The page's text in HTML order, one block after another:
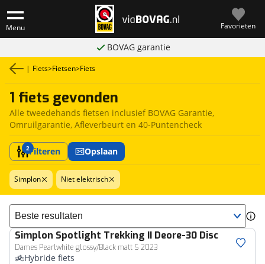
Menu Favorieten
BOVAG garantie
| Fiets>Fietsen>Fiets
1 fiets gevonden
Alle tweedehands fietsen inclusief BOVAG Garantie,
Omruilgarantie, Afleverbeurt en 40-Puntencheck
2Filteren Opslaan
Simplon Niet elektrisch
Sorteer resultaten
Simplon Spotlight Trekking II Deore-30 Disc
Dames Pearlwhite glossy/Black matt S 2023
Hybride fiets